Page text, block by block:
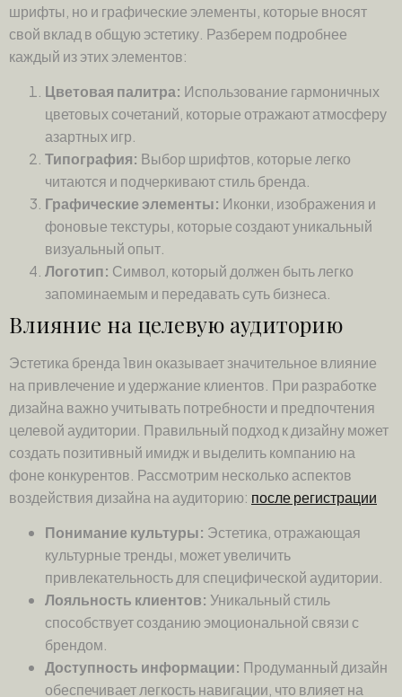
шрифты, но и графические элементы, которые вносят
свой вклад в общую эстетику. Разберем подробнее
каждый из этих элементов:
Цветовая палитра: Использование гармоничных
цветовых сочетаний, которые отражают атмосферу
азартных игр.
Типография: Выбор шрифтов, которые легко
читаются и подчеркивают стиль бренда.
Графические элементы: Иконки, изображения и
фоновые текстуры, которые создают уникальный
визуальный опыт.
Логотип: Символ, который должен быть легко
запоминаемым и передавать суть бизнеса.
Влияние на целевую аудиторию
Эстетика бренда 1вин оказывает значительное влияние
на привлечение и удержание клиентов. При разработке
дизайна важно учитывать потребности и предпочтения
целевой аудитории. Правильный подход к дизайну может
создать позитивный имидж и выделить компанию на
фоне конкурентов. Рассмотрим несколько аспектов
воздействия дизайна на аудиторию: после регистрации
Понимание культуры: Эстетика, отражающая
культурные тренды, может увеличить
привлекательность для специфической аудитории.
Лояльность клиентов: Уникальный стиль
способствует созданию эмоциональной связи с
брендом.
Доступность информации: Продуманный дизайн
обеспечивает легкость навигации, что влияет на